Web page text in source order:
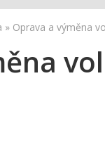
» Oprava a výměna